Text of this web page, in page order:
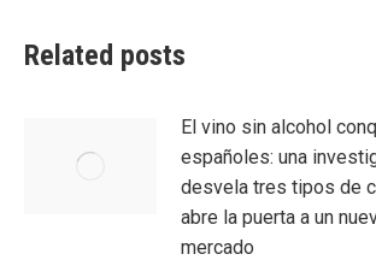
Related posts
El vino sin alcohol
españoles: una
desvela tres tipos de
abre la puerta a un
mercado